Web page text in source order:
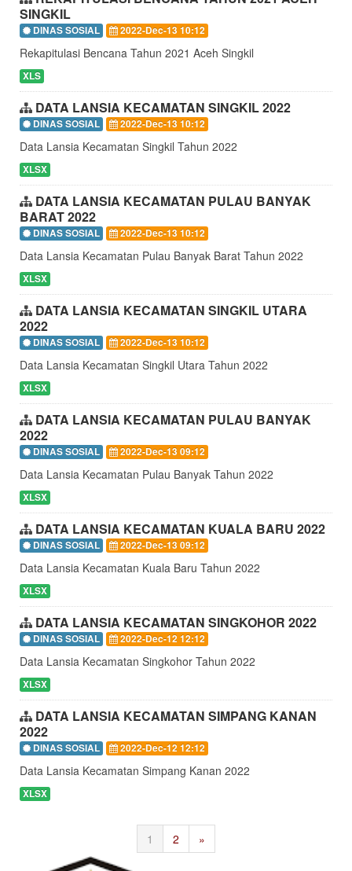
SINGKIL
DINAS SOSIAL 2022-Dec-13 10:12
Rekapitulasi Bencana Tahun 2021 Aceh Singkil
XLS
DATA LANSIA KECAMATAN SINGKIL 2022
DINAS SOSIAL 2022-Dec-13 10:12
Data Lansia Kecamatan Singkil Tahun 2022
XLSX
DATA LANSIA KECAMATAN PULAU BANYAK
BARAT 2022
DINAS SOSIAL 2022-Dec-13 10:12
Data Lansia Kecamatan Pulau Banyak Barat Tahun 2022
XLSX
DATA LANSIA KECAMATAN SINGKIL UTARA
2022
DINAS SOSIAL 2022-Dec-13 10:12
Data Lansia Kecamatan Singkil Utara Tahun 2022
XLSX
DATA LANSIA KECAMATAN PULAU BANYAK
2022
DINAS SOSIAL 2022-Dec-13 09:12
Data Lansia Kecamatan Pulau Banyak Tahun 2022
XLSX
DATA LANSIA KECAMATAN KUALA BARU 2022
DINAS SOSIAL 2022-Dec-13 09:12
Data Lansia Kecamatan Kuala Baru Tahun 2022
XLSX
DATA LANSIA KECAMATAN SINGKOHOR 2022
DINAS SOSIAL 2022-Dec-12 12:12
Data Lansia Kecamatan Singkohor Tahun 2022
XLSX
DATA LANSIA KECAMATAN SIMPANG KANAN
2022
DINAS SOSIAL 2022-Dec-12 12:12
Data Lansia Kecamatan Simpang Kanan 2022
XLSX
1 2 »